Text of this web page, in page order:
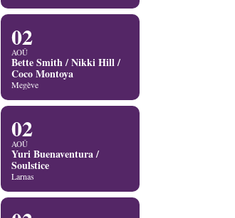
02
AOÛ
Bette Smith / Nikki Hill /
Coco Montoya
Megève
02
AOÛ
Yuri Buenaventura /
Soulstice
Larnas